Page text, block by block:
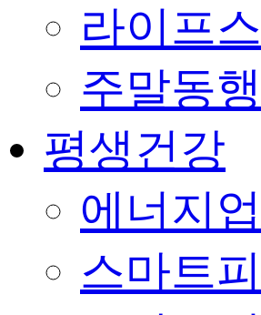
라이프
주말동
평생건강
에너지
스마트